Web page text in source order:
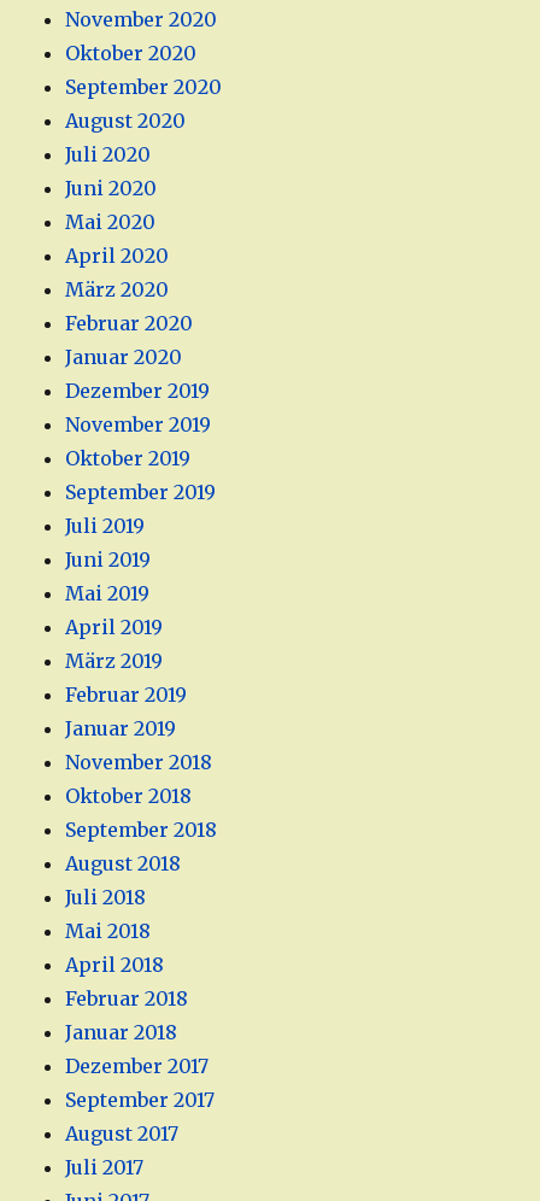
November 2020
Oktober 2020
September 2020
August 2020
Juli 2020
Juni 2020
Mai 2020
April 2020
März 2020
Februar 2020
Januar 2020
Dezember 2019
November 2019
Oktober 2019
September 2019
Juli 2019
Juni 2019
Mai 2019
April 2019
März 2019
Februar 2019
Januar 2019
November 2018
Oktober 2018
September 2018
August 2018
Juli 2018
Mai 2018
April 2018
Februar 2018
Januar 2018
Dezember 2017
September 2017
August 2017
Juli 2017